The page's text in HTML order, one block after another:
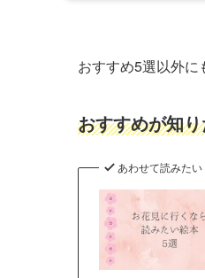
おすすめ5選以外に
おすすめが知
あわせて読みたい